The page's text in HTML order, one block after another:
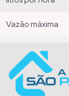
vazão máxima